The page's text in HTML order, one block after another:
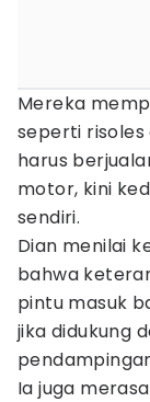
Mereka
seperti risoles
harus
motor, kini
sendiri.
Dian menilai
bahwa
pintu masuk
jika didukung
Ia juga